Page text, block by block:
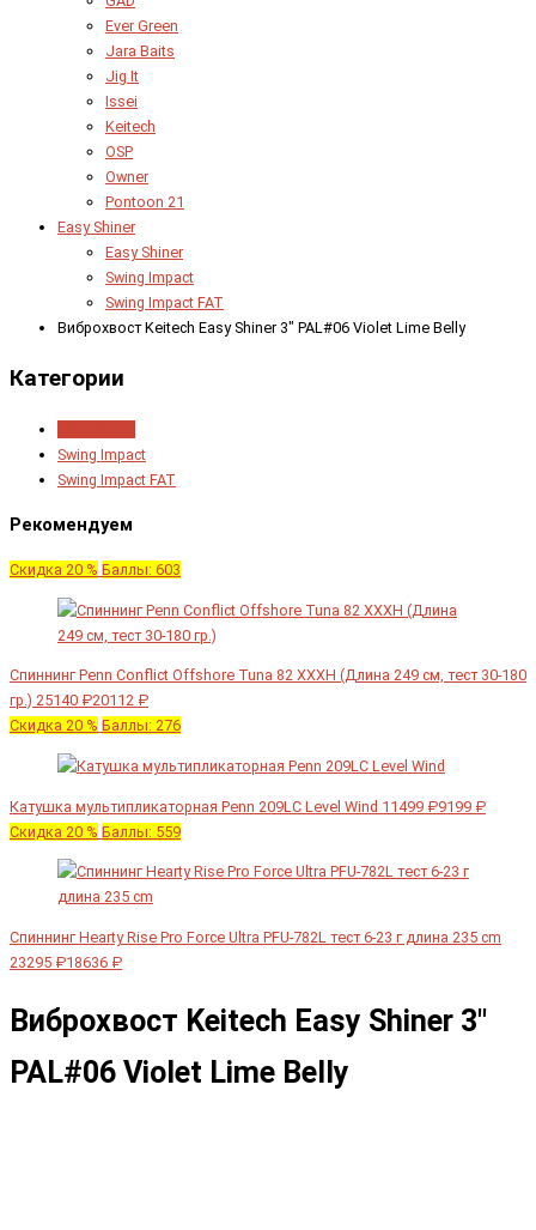
Ever Green
Jara Baits
Jig It
Issei
Keitech
OSP
Owner
Pontoon 21
Easy Shiner
Easy Shiner
Swing Impact
Swing Impact FAT
Виброхвост Keitech Easy Shiner 3" PAL#06 Violet Lime Belly
Категории
Swing Impact
Swing Impact FAT
Рекомендуем
Скидка 20 % Баллы: 603
Спиннинг Penn Conflict Offshore Tuna 82 XXXH (Длина 249 см, тест 30-180
гр.) 25140 ₽20112 ₽
Скидка 20 % Баллы: 276
Катушка мультипликаторная Penn 209LC Level Wind 11499 ₽9199 ₽
Скидка 20 % Баллы: 559
Спиннинг Hearty Rise Pro Force Ultra PFU-782L тест 6-23 г длина 235 cm
23295 ₽18636 ₽
Виброхвост Keitech Easy Shiner 3"
PAL#06 Violet Lime Belly